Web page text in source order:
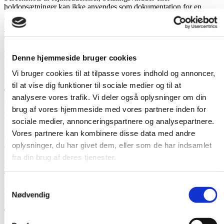
Denne hjemmeside bruger cookies
Vi bruger cookies til at tilpasse vores indhold og annoncer,
til at vise dig funktioner til sociale medier og til at
analysere vores trafik. Vi deler også oplysninger om din
brug af vores hjemmeside med vores partnere inden for
sociale medier, annonceringspartnere og analysepartnere.
Vores partnere kan kombinere disse data med andre
oplysninger, du har givet dem, eller som de har indsamlet
fra din brug af deres tjenester.
Nødvendig
holdopsætninger kan ikke anvendes som dokumentation for en
gennemført holdoprettelse.
Kan jeg oprette et Guld+ Hold på kredit?
Nej. Ifølge spilleloven kan Guld+ Hold ikke oprettes på kredit.
Hvis betalingssystemet eller ROFUS-kontrollen er utilgængelig
inden spilstart, kan du i stedet oprette et Basis Hold. Holdet kan
efterfølgende opgraderes til Guld+ Hold, hvis opgraderingen
gennemføres inden spilstart.
Efter spilstart er det ikke muligt at opgradere til Guld+ Hold.
Jeg har betalt, men mit hold findes ikke. Hvad sker
der?
Hvis betalingen er gennemført, men holdet ikke er oprettet korrekt,
vil vi gennemgå transaktionen.
Hvis det er muligt at genskabe holdet uden at påvirke spillets
integritet eller give en urimelig fordel, vil vi forsøge at gøre det. Hvis
det ikke er muligt, vil du blive tilbudt en refusion.